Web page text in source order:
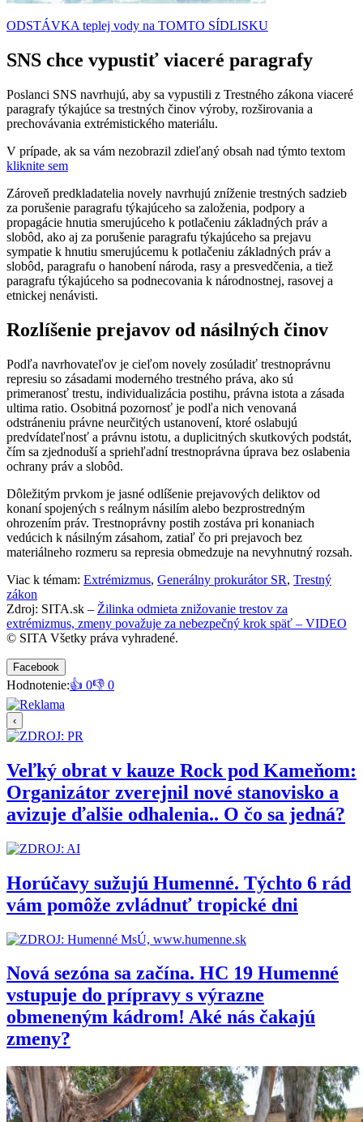
ODSTÁVKA teplej vody na TOMTO SÍDLISKU
SNS chce vypustiť viaceré paragrafy
Poslanci SNS navrhujú, aby sa vypustili z Trestného zákona viaceré
paragrafy týkajúce sa trestných činov výroby, rozširovania a
prechovávania extrémistického materiálu.
V prípade, ak sa vám nezobrazil zdieľaný obsah nad týmto textom
kliknite sem
Zároveň predkladatelia novely navrhujú zníženie trestných sadzieb
za porušenie paragrafu týkajúceho sa založenia, podpory a
propagácie hnutia smerujúceho k potlačeniu základných práv a
slobôd, ako aj za porušenie paragrafu týkajúceho sa prejavu
sympatie k hnutiu smerujúcemu k potlačeniu základných práv a
slobôd, paragrafu o hanobení národa, rasy a presvedčenia, a tiež
paragrafu týkajúceho sa podnecovania k národnostnej, rasovej a
etnickej nenávisti.
Rozlíšenie prejavov od násilných činov
Podľa navrhovateľov je cieľom novely zosúladiť trestnoprávnu
represiu so zásadami moderného trestného práva, ako sú
primeranosť trestu, individualizácia postihu, právna istota a zásada
ultima ratio. Osobitná pozornosť je podľa nich venovaná
odstráneniu právne neurčitých ustanovení, ktoré oslabujú
predvídateľnosť a právnu istotu, a duplicitných skutkových podstát,
čím sa zjednoduší a spriehľadní trestnoprávna úprava bez oslabenia
ochrany práv a slobôd.
Dôležitým prvkom je jasné odlíšenie prejavových deliktov od
konaní spojených s reálnym násilím alebo bezprostredným
ohrozením práv. Trestnoprávny postih zostáva pri konaniach
vedúcich k násilným zásahom, zatiaľ čo pri prejavoch bez
materiálneho rozmeru sa represia obmedzuje na nevyhnutný rozsah.
Viac k témam: Extrémizmus, Generálny prokurátor SR, Trestný
zákon
Zdroj: SITA.sk – Žilinka odmieta znižovanie trestov za
extrémizmus, zmeny považuje za nebezpečný krok späť – VIDEO
© SITA Všetky práva vyhradené.
Facebook
Hodnotenie:👍 0👎 0
‹
Veľký obrat v kauze Rock pod Kameňom:
Organizátor zverejnil nové stanovisko a
avizuje ďalšie odhalenia.. O čo sa jedná?
Horúčavy sužujú Humenné. Týchto 6 rád
vám pomôže zvládnuť tropické dni
Nová sezóna sa začína. HC 19 Humenné
vstupuje do prípravy s výrazne
obmeneným kádrom! Aké nás čakajú
zmeny?